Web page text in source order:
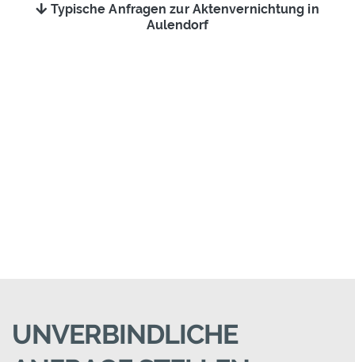
Typische Anfragen zur Aktenvernichtung in
Aulendorf
UNVERBINDLICHE